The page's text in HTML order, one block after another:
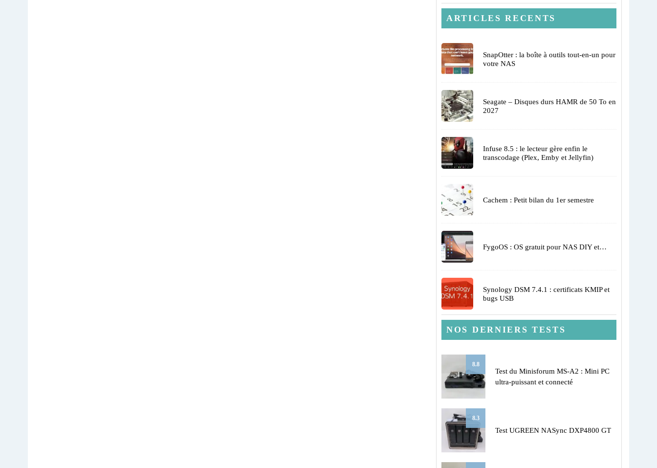
ARTICLES RECENTS
SnapOtter : la boîte à outils tout-en-un pour
votre NAS
Seagate – Disques durs HAMR de 50 To en
2027
Infuse 8.5 : le lecteur gère enfin le
transcodage (Plex, Emby et Jellyfin)
Cachem : Petit bilan du 1er semestre
FygoOS : OS gratuit pour NAS DIY et…
Synology DSM 7.4.1 : certificats KMIP et
bugs USB
NOS DERNIERS TESTS
8.8
Test du Minisforum MS-A2 : Mini PC
ultra-puissant et connecté
8.3
Test UGREEN NASync DXP4800 GT